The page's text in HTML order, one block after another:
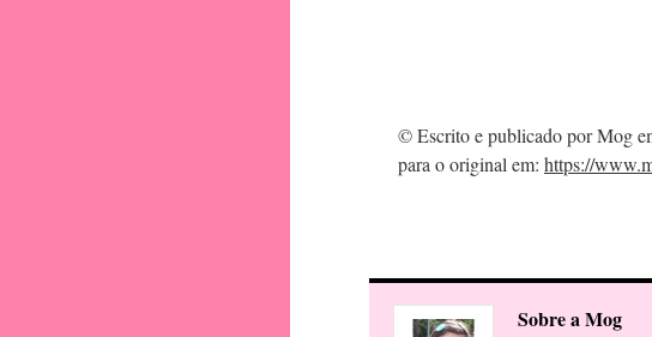
© Escrito e publicado por Mog
para o original em: https://
Sobre a Mog